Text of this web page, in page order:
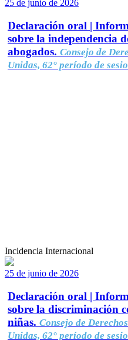
25 de junio de 2026
Declaración oral |
sobre la independencia
abogados. Consejo de
Unidas, 62° período de
Incidencia Internacional
25 de junio de 2026
Declaración oral |
sobre la discriminación
niñas. Consejo de
Unidas, 62° período de